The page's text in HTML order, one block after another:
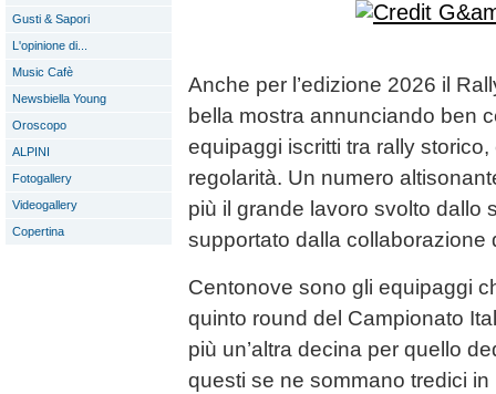
Gusti & Sapori
L'opinione di...
Music Cafè
Newsbiella Young
Oroscopo
ALPINI
Fotogallery
Videogallery
Copertina
Anche per l’edizione 2026 il
bella mostra annunciando ben
equipaggi iscritti tra rally
regolarità. Un numero
più il grande lavoro svolto dallo
supportato dalla collaborazione
Centonove sono gli equipaggi
quinto round del Campionato
più un’altra decina per quello
questi se ne sommano tredici in